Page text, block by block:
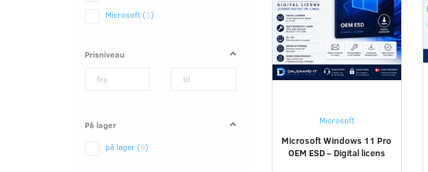
Microsoft (5)
Prisniveau
På lager
på lager (9)
Microsoft
Microsoft Windows 11 Pro
OEM ESD – Digital licens